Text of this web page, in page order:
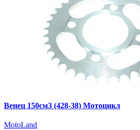
Венец 150см3 (428-38) Мотоцикл
MotoLand